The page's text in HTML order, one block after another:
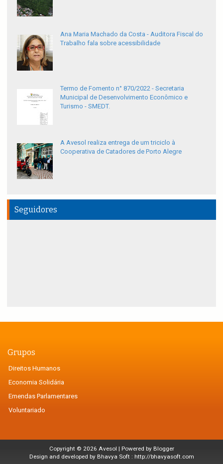
Ana Maria Machado da Costa - Auditora Fiscal do
Trabalho fala sobre acessibilidade
Termo de Fomento n° 870/2022 - Secretaria
Municipal de Desenvolvimento Econômico e
Turismo - SMEDT.
A Avesol realiza entrega de um triciclo à
Cooperativa de Catadores de Porto Alegre
Seguidores
Grupos
Direitos Humanos
Economia Solidária
Emendas Parlamentares
Voluntariado
Copyright © 2026 Avesol | Powered by Blogger
Design and developed by Bhavya Soft : http://bhavyasoft.com